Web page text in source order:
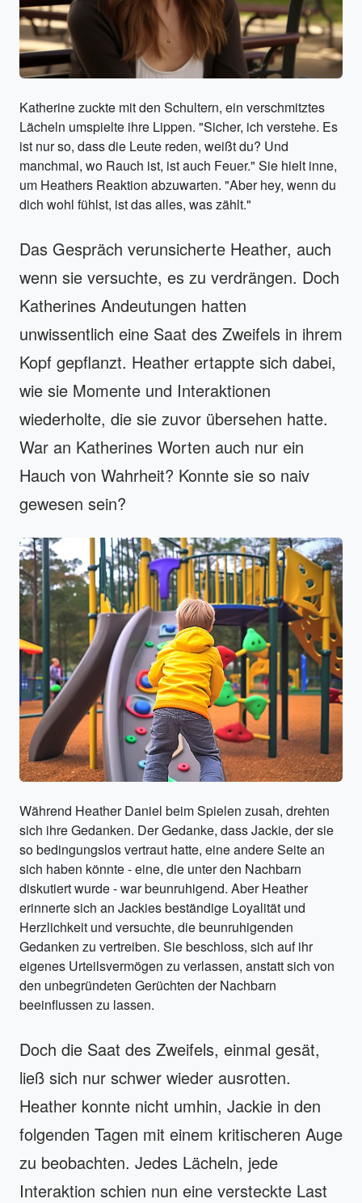
Katherine zuckte mit den Schultern, ein verschmitztes
Lächeln umspielte ihre Lippen. "Sicher, ich verstehe. Es
ist nur so, dass die Leute reden, weißt du? Und
manchmal, wo Rauch ist, ist auch Feuer." Sie hielt inne,
um Heathers Reaktion abzuwarten. "Aber hey, wenn du
dich wohl fühlst, ist das alles, was zählt."
Das Gespräch verunsicherte Heather, auch
wenn sie versuchte, es zu verdrängen. Doch
Katherines Andeutungen hatten
unwissentlich eine Saat des Zweifels in ihrem
Kopf gepflanzt. Heather ertappte sich dabei,
wie sie Momente und Interaktionen
wiederholte, die sie zuvor übersehen hatte.
War an Katherines Worten auch nur ein
Hauch von Wahrheit? Konnte sie so naiv
gewesen sein?
Während Heather Daniel beim Spielen zusah, drehten
sich ihre Gedanken. Der Gedanke, dass Jackie, der sie
so bedingungslos vertraut hatte, eine andere Seite an
sich haben könnte - eine, die unter den Nachbarn
diskutiert wurde - war beunruhigend. Aber Heather
erinnerte sich an Jackies beständige Loyalität und
Herzlichkeit und versuchte, die beunruhigenden
Gedanken zu vertreiben. Sie beschloss, sich auf ihr
eigenes Urteilsvermögen zu verlassen, anstatt sich von
den unbegründeten Gerüchten der Nachbarn
beeinflussen zu lassen.
Doch die Saat des Zweifels, einmal gesät,
ließ sich nur schwer wieder ausrotten.
Heather konnte nicht umhin, Jackie in den
folgenden Tagen mit einem kritischeren Auge
zu beobachten. Jedes Lächeln, jede
Interaktion schien nun eine versteckte Last